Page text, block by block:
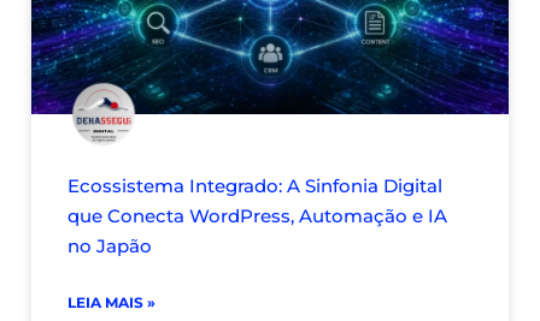
Ecossistema Integrado: A Sinfonia Digital
que Conecta WordPress, Automação e IA
no Japão
LEIA MAIS »